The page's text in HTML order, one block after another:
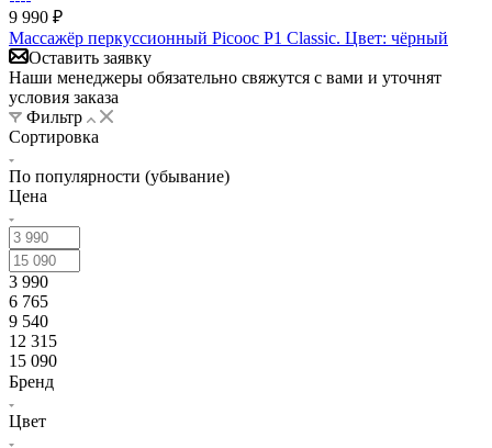
9 990 ₽
Массажёр перкуссионный Picooc P1 Classic. Цвет: чёрный
Оставить заявку
Наши менеджеры обязательно свяжутся с вами и уточнят
условия заказа
Фильтр
Сортировка
По популярности (убывание)
Цена
3 990
6 765
9 540
12 315
15 090
Бренд
Цвет